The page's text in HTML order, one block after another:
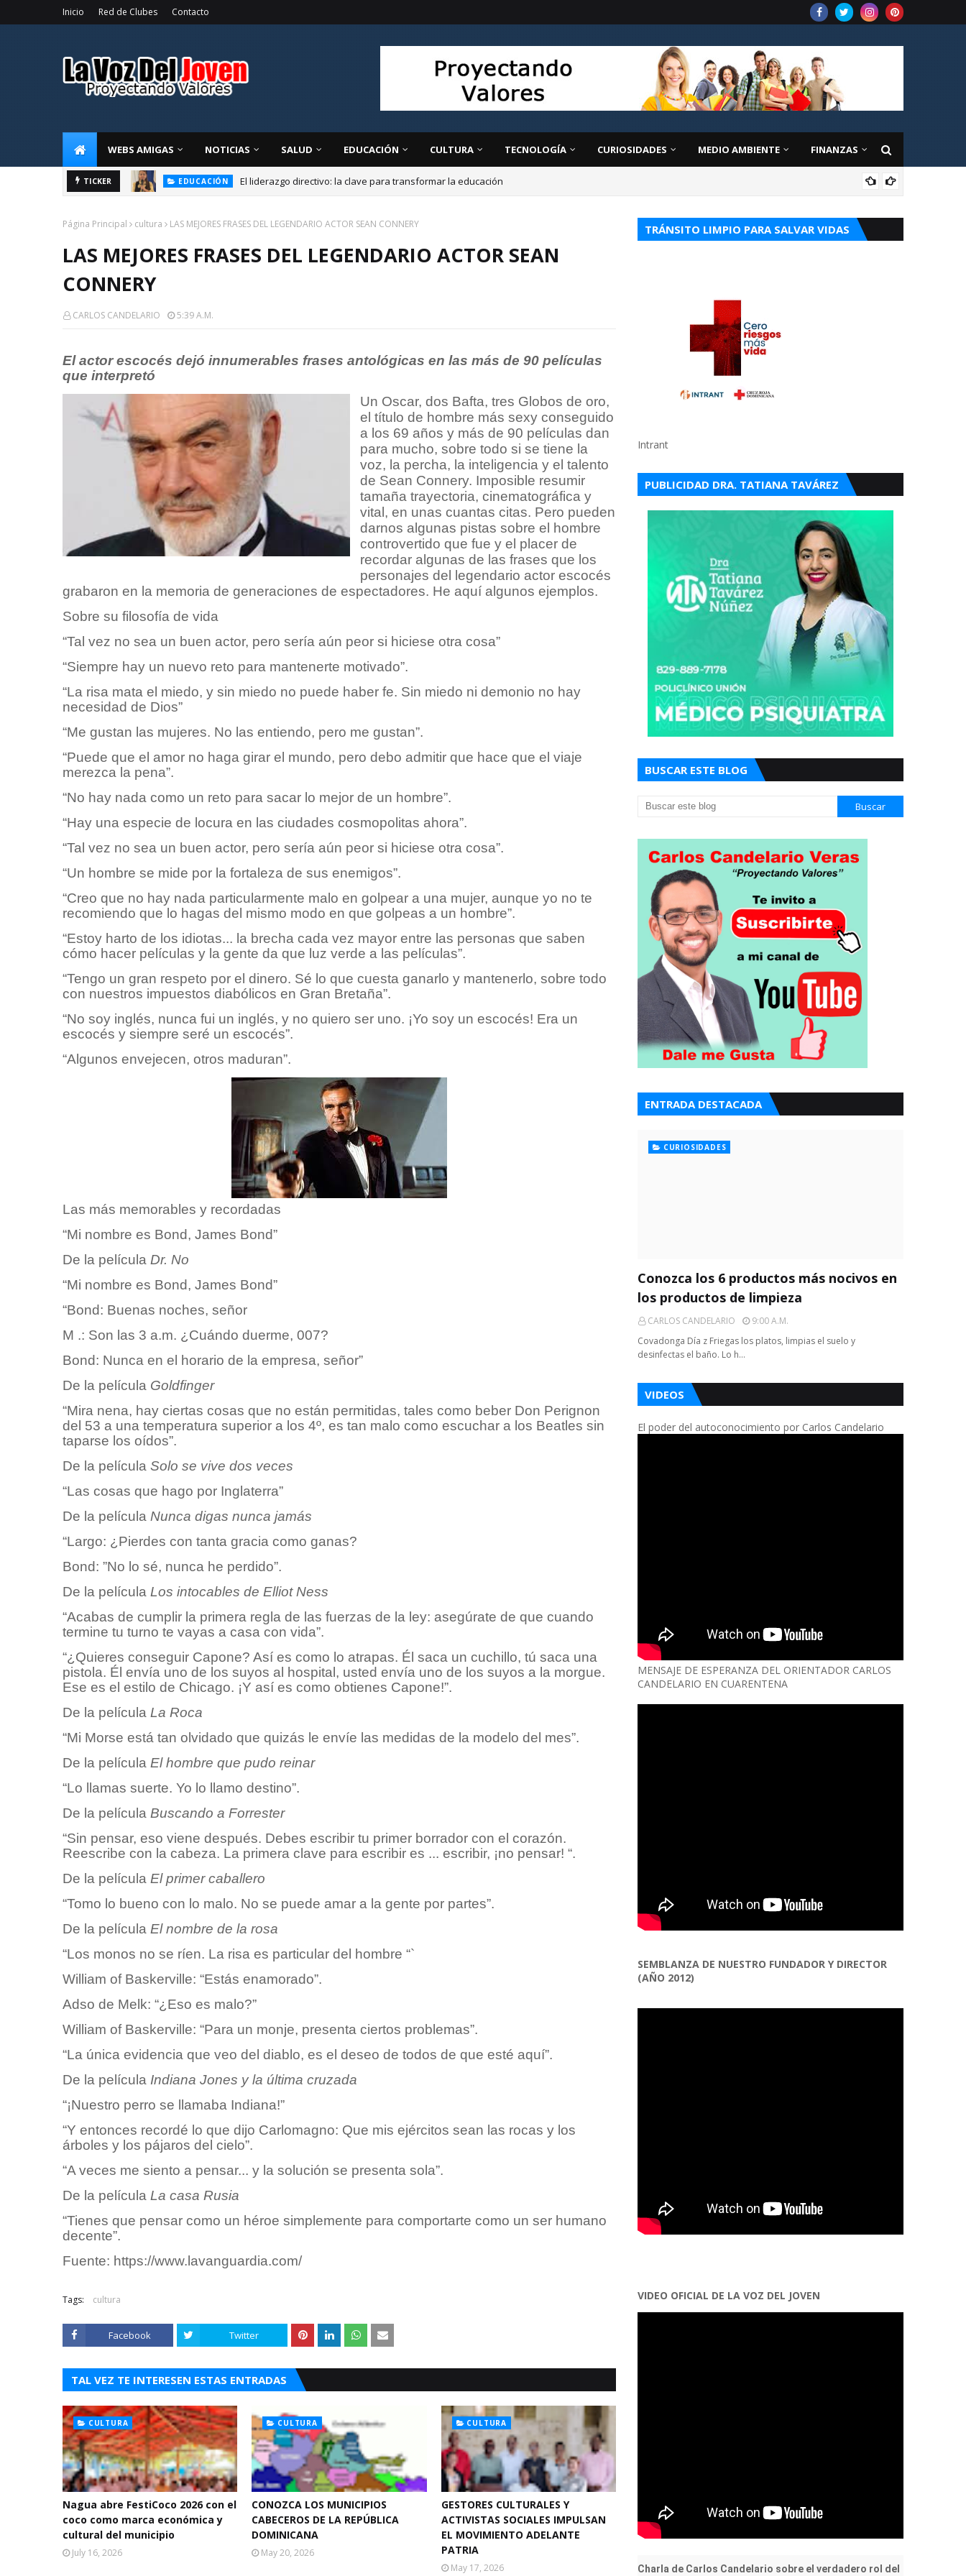
Inicio Red de Clubes Contacto
WEBS AMIGAS NOTICIAS SALUD EDUCACIÓN CULTURA TECNOLOGÍA CURIOSIDADES MEDIO AMBIENTE FINANZAS
TICKER EDUCACIÓN El liderazgo directivo: la clave para transformar la educación
Página Principal cultura LAS MEJORES FRASES DEL LEGENDARIO ACTOR SEAN CONNERY
LAS MEJORES FRASES DEL LEGENDARIO ACTOR SEAN
CONNERY
CARLOS CANDELARIO 5:39 A.m.
El actor escocés dejó innumerables frases antológicas en las más de 90 películas
que interpretó
Un Oscar, dos Bafta, tres Globos de oro,
el título de hombre más sexy conseguido
a los 69 años y más de 90 películas dan
para mucho, sobre todo si se tiene la
voz, la percha, la inteligencia y el talento
de Sean Connery. Imposible resumir
tamaña trayectoria, cinematográfica y
vital, en unas cuantas citas. Pero pueden
darnos algunas pistas sobre el hombre
controvertido que fue y el placer de
recordar algunas de las frases que los
personajes del legendario actor escocés
grabaron en la memoria de generaciones de espectadores. He aquí algunos ejemplos.
Sobre su filosofía de vida
“Tal vez no sea un buen actor, pero sería aún peor si hiciese otra cosa”
“Siempre hay un nuevo reto para mantenerte motivado”.
“La risa mata el miedo, y sin miedo no puede haber fe. Sin miedo ni demonio no hay
necesidad de Dios”
“Me gustan las mujeres. No las entiendo, pero me gustan”.
“Puede que el amor no haga girar el mundo, pero debo admitir que hace que el viaje
merezca la pena”.
“No hay nada como un reto para sacar lo mejor de un hombre”.
“Hay una especie de locura en las ciudades cosmopolitas ahora”.
“Tal vez no sea un buen actor, pero sería aún peor si hiciese otra cosa”.
“Un hombre se mide por la fortaleza de sus enemigos”.
“Creo que no hay nada particularmente malo en golpear a una mujer, aunque yo no te
recomiendo que lo hagas del mismo modo en que golpeas a un hombre”.
“Estoy harto de los idiotas... la brecha cada vez mayor entre las personas que saben
cómo hacer películas y la gente da que luz verde a las películas”.
“Tengo un gran respeto por el dinero. Sé lo que cuesta ganarlo y mantenerlo, sobre todo
con nuestros impuestos diabólicos en Gran Bretaña”.
“No soy inglés, nunca fui un inglés, y no quiero ser uno. ¡Yo soy un escocés! Era un
escocés y siempre seré un escocés”.
“Algunos envejecen, otros maduran”.
Las más memorables y recordadas
“Mi nombre es Bond, James Bond”
De la película Dr. No
“Mi nombre es Bond, James Bond”
“Bond: Buenas noches, señor
M .: Son las 3 a.m. ¿Cuándo duerme, 007?
Bond: Nunca en el horario de la empresa, señor”
De la película Goldfinger
“Mira nena, hay ciertas cosas que no están permitidas, tales como beber Don Perignon
del 53 a una temperatura superior a los 4º, es tan malo como escuchar a los Beatles sin
taparse los oídos”.
De la película Solo se vive dos veces
“Las cosas que hago por Inglaterra”
De la película Nunca digas nunca jamás
“Largo: ¿Pierdes con tanta gracia como ganas?
Bond: ”No lo sé, nunca he perdido”.
De la película Los intocables de Elliot Ness
“Acabas de cumplir la primera regla de las fuerzas de la ley: asegúrate de que cuando
termine tu turno te vayas a casa con vida”.
“¿Quieres conseguir Capone? Así es como lo atrapas. Él saca un cuchillo, tú saca una
pistola. Él envía uno de los suyos al hospital, usted envía uno de los suyos a la morgue.
Ese es el estilo de Chicago. ¡Y así es como obtienes Capone!”.
De la película La Roca
“Mi Morse está tan olvidado que quizás le envíe las medidas de la modelo del mes”.
De la película El hombre que pudo reinar
“Lo llamas suerte. Yo lo llamo destino”.
De la película Buscando a Forrester
“Sin pensar, eso viene después. Debes escribir tu primer borrador con el corazón.
Reescribe con la cabeza. La primera clave para escribir es ... escribir, ¡no pensar! “.
De la película El primer caballero
“Tomo lo bueno con lo malo. No se puede amar a la gente por partes”.
De la película El nombre de la rosa
“Los monos no se ríen. La risa es particular del hombre “`
William of Baskerville: “Estás enamorado”.
Adso de Melk: “¿Eso es malo?”
William of Baskerville: “Para un monje, presenta ciertos problemas”.
“La única evidencia que veo del diablo, es el deseo de todos de que esté aquí”.
De la película Indiana Jones y la última cruzada
“¡Nuestro perro se llamaba Indiana!”
“Y entonces recordé lo que dijo Carlomagno: Que mis ejércitos sean las rocas y los
árboles y los pájaros del cielo”.
“A veces me siento a pensar... y la solución se presenta sola”.
De la película La casa Rusia
“Tienes que pensar como un héroe simplemente para comportarte como un ser humano
decente”.
Fuente: https://www.lavanguardia.com/
Tags: cultura
Facebook Twitter
TAL VEZ TE INTERESEN ESTAS ENTRADAS
CULTURA
Nagua abre FestiCoco 2026 con el
coco como marca económica y
cultural del municipio
July 16, 2026
CULTURA
CONOZCA LOS MUNICIPIOS
CABECEROS DE LA REPÚBLICA
DOMINICANA
May 20, 2026
CULTURA
GESTORES CULTURALES Y
ACTIVISTAS SOCIALES IMPULSAN
EL MOVIMIENTO ADELANTE
PATRIA
May 17, 2026
TRÁNSITO LIMPIO PARA SALVAR VIDAS
Intrant
PUBLICIDAD DRA. TATIANA TAVÁREZ
BUSCAR ESTE BLOG
ENTRADA DESTACADA
CURIOSIDADES
Conozca los 6 productos más nocivos en
los productos de limpieza
CARLOS CANDELARIO
9:00 A.m.
Covadonga Día z Friegas los platos, limpias el suelo y
desinfectas el baño. Lo h…
VIDEOS
El poder del autoconocimiento por Carlos Candelario
MENSAJE DE ESPERANZA DEL ORIENTADOR CARLOS
CANDELARIO EN CUARENTENA
SEMBLANZA DE NUESTRO FUNDADOR Y DIRECTOR
(AÑO 2012)
VIDEO OFICIAL DE LA VOZ DEL JOVEN
Charla de Carlos Candelario sobre el verdadero rol del